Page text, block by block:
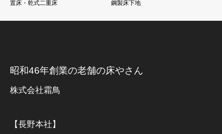
置床・乾式二重床
鋼製床下地
昭和46年創業の老舗の床やさん
株式会社霜鳥
【長野本社】